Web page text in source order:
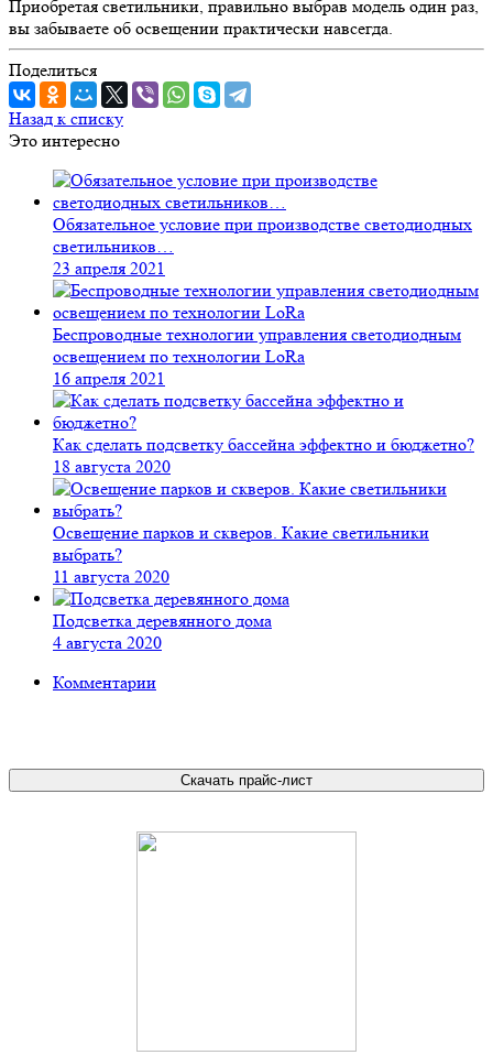
Приобретая светильники, правильно выбрав модель один раз,
вы забываете об освещении практически навсегда.
Поделиться
Назад к списку
Это интересно
Обязательное условие при производстве светодиодных
светильников…
23 апреля 2021
Беспроводные технологии управления светодиодным
освещением по технологии LoRa
16 апреля 2021
Как сделать подсветку бассейна эффектно и бюджетно?
18 августа 2020
Освещение парков и скверов. Какие светильники
выбрать?
11 августа 2020
Подсветка деревянного дома
4 августа 2020
Комментарии
Скачать прайс-лист